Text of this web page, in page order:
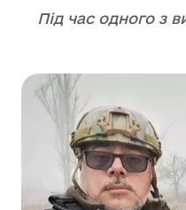
Під час одного з